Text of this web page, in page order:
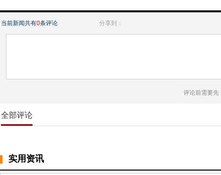
当前新闻共有0条评论 分享到：
评论前需要先
全部评论
实用资讯